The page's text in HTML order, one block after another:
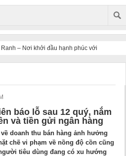
– Nơi khởi đầu hạnh phúc với
của biển Việt Nam
báo lỗ sau 12 quý, nắm
và tiền gửi ngân hàng
doanh thu bán hàng ảnh hưởng
chẽ vi phạm về nồng độ cồn cũng
tiêu dùng đang có xu hướng